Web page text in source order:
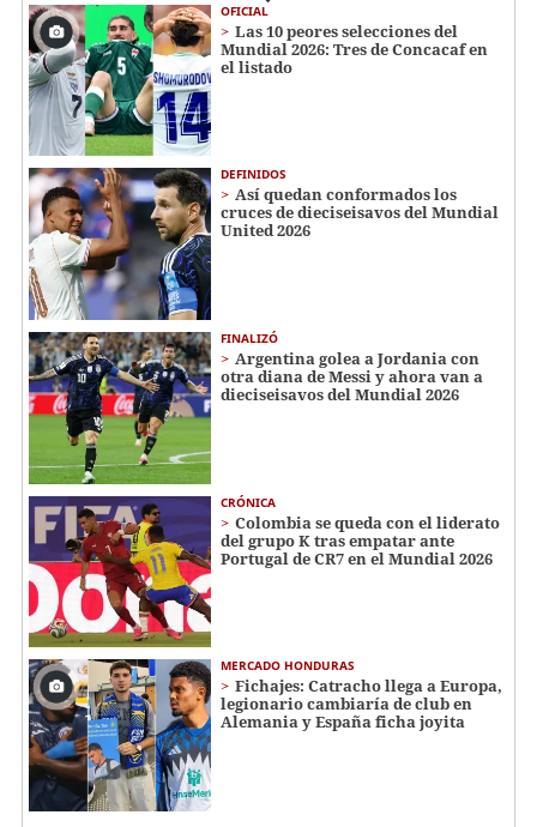
OFICIAL
Las 10 peores selecciones del
Mundial 2026: Tres de Concacaf en
el listado
DEFINIDOS
Así quedan conformados los
cruces de dieciseisavos del Mundial
United 2026
FINALIZÓ
Argentina golea a Jordania con
otra diana de Messi y ahora van a
dieciseisavos del Mundial 2026
CRÓNICA
Colombia se queda con el liderato
del grupo K tras empatar ante
Portugal de CR7 en el Mundial 2026
MERCADO HONDURAS
Fichajes: Catracho llega a Europa,
legionario cambiaría de club en
Alemania y España ficha joyita